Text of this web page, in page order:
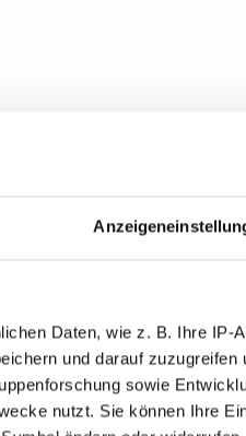
Daten, wie z. B. Ihre IP-
und darauf zuzugreifen
sowie
nutzt. Sie können Ihre